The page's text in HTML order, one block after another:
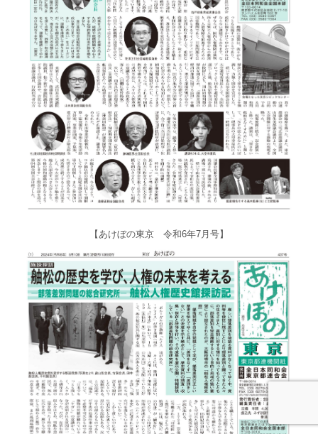
【あけぼの東京 令和6年7月号】